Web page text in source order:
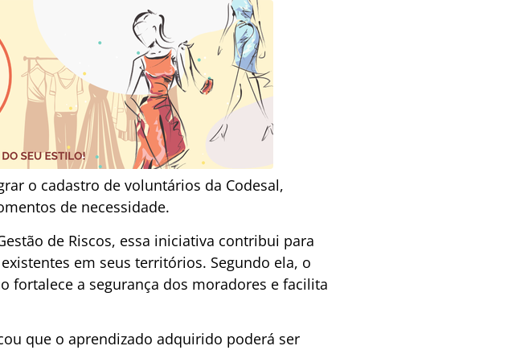
o cadastro de voluntários da Codesal,
de necessidade.
de Riscos, essa iniciativa contribui para
em seus territórios. Segundo ela, o
fortalece a segurança dos moradores e facilita
que o aprendizado adquirido poderá ser